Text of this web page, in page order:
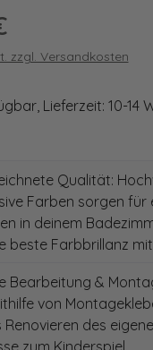
zzgl. Versandkosten
Lieferzeit: 10-
Qualität:
Farben sorgen für
in deinem
beste Farbbrillanz
Bearbeitung &
von
Renovieren des